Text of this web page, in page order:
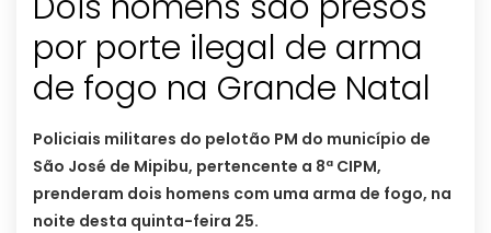
por porte ilegal de arma
de fogo na Grande Natal
Policiais militares do pelotão PM do município de
São José de Mipibu, pertencente a 8ª CIPM,
prenderam dois homens com uma arma de fogo, na
noite desta quinta-feira 25.